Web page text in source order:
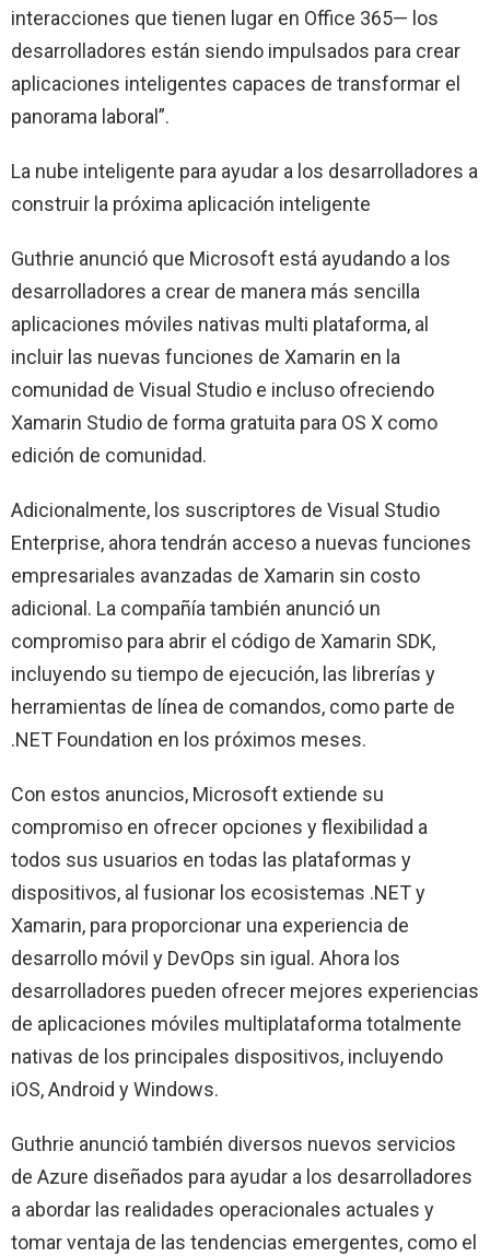
interacciones que tienen lugar en Office 365— los
desarrolladores están siendo impulsados para crear
aplicaciones inteligentes capaces de transformar el
panorama laboral”.
La nube inteligente para ayudar a los desarrolladores a
construir la próxima aplicación inteligente
Guthrie anunció que Microsoft está ayudando a los
desarrolladores a crear de manera más sencilla
aplicaciones móviles nativas multi plataforma, al
incluir las nuevas funciones de Xamarin en la
comunidad de Visual Studio e incluso ofreciendo
Xamarin Studio de forma gratuita para OS X como
edición de comunidad.
Adicionalmente, los suscriptores de Visual Studio
Enterprise, ahora tendrán acceso a nuevas funciones
empresariales avanzadas de Xamarin sin costo
adicional. La compañía también anunció un
compromiso para abrir el código de Xamarin SDK,
incluyendo su tiempo de ejecución, las librerías y
herramientas de línea de comandos, como parte de
.NET Foundation en los próximos meses.
Con estos anuncios, Microsoft extiende su
compromiso en ofrecer opciones y flexibilidad a
todos sus usuarios en todas las plataformas y
dispositivos, al fusionar los ecosistemas .NET y
Xamarin, para proporcionar una experiencia de
desarrollo móvil y DevOps sin igual. Ahora los
desarrolladores pueden ofrecer mejores experiencias
de aplicaciones móviles multiplataforma totalmente
nativas de los principales dispositivos, incluyendo
iOS, Android y Windows.
Guthrie anunció también diversos nuevos servicios
de Azure diseñados para ayudar a los desarrolladores
a abordar las realidades operacionales actuales y
tomar ventaja de las tendencias emergentes, como el